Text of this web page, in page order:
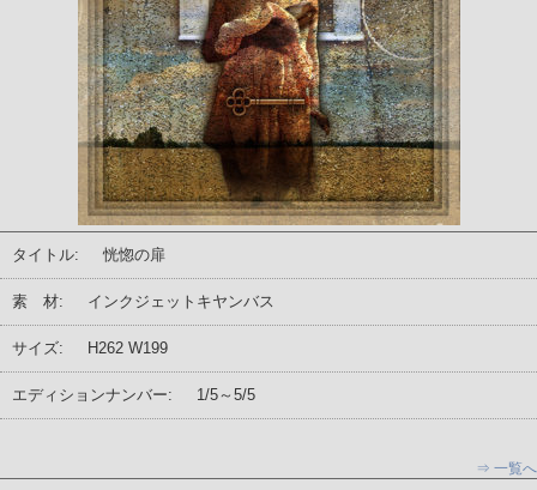
タイトル: 恍惚の扉
素 材: インクジェットキヤンバス
サイズ: H262 W199
エディションナンバー: 1/5～5/5
⇒ 一覧へ